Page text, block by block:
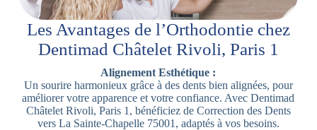
Les Avantages de l’Orthodontie chez
Dentimad Châtelet Rivoli, Paris 1
Alignement Esthétique :
Un sourire harmonieux grâce à des dents bien alignées, pour
améliorer votre apparence et votre confiance. Avec Dentimad
Châtelet Rivoli, Paris 1, bénéficiez de Correction des Dents
vers La Sainte-Chapelle 75001, adaptés à vos besoins.